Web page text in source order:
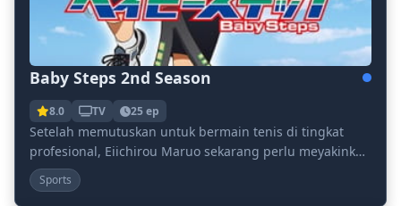
Baby Steps 2nd Season
8.0 TV 25 ep
Setelah memutuskan untuk bermain tenis di tingkat
profesional, Eiichirou Maruo sekarang perlu meyakinkan
orang tuanya untuk mendukung keputusannya. Un...
Sports